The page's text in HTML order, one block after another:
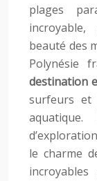
plages
beauté des
Polynésie
destination
surfeurs et
le charme
incroyables